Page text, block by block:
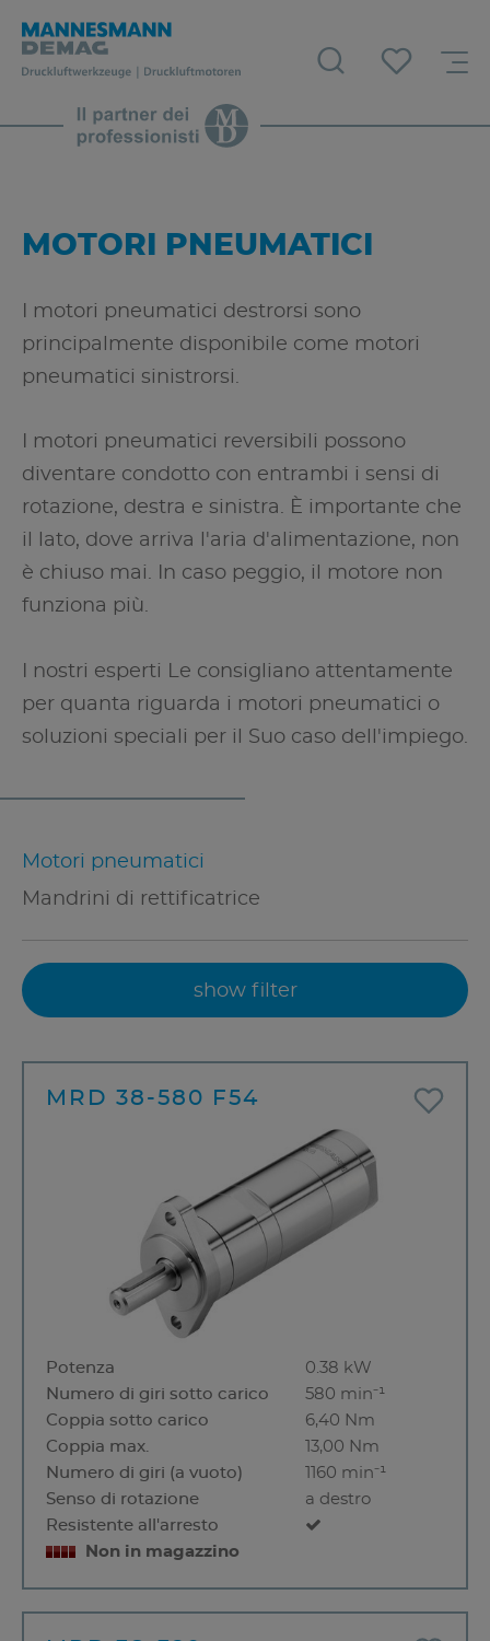
MOTORI PNEUMATICI
I motori pneumatici destrorsi sono
principalmente disponibile come motori
pneumatici sinistrorsi.
I motori pneumatici reversibili possono
diventare condotto con entrambi i sensi di
rotazione, destra e sinistra. È importante che
il lato, dove arriva l'aria d'alimentazione, non
è chiuso mai. In caso peggio, il motore non
funziona più.
I nostri esperti Le consigliano attentamente
per quanta riguarda i motori pneumatici o
soluzioni speciali per il Suo caso dell'impiego.
Motori pneumatici
Mandrini di rettificatrice
show filter
MRD 38-580 F54
Potenza
0.38 kW
Numero di giri sotto carico
580 min⁻¹
Coppia sotto carico
6,40 Nm
Coppia max.
13,00 Nm
Numero di giri (a vuoto)
1160 min⁻¹
Senso di rotazione
a destro
Resistente all'arresto
Non in magazzino